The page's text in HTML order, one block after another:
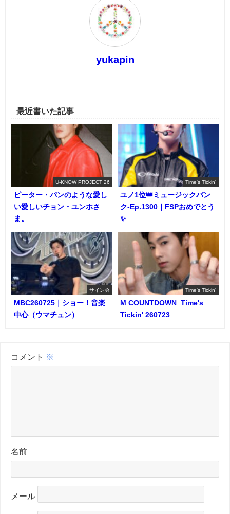
yukapin
最近書いた記事
U-KNOW PROJECT 26
ピーター・パンのような愛し
い愛しいチョン・ユンホさ
ま。
Time's Tickin'
ユノ1位👑ミュージックバン
ク-Ep.1300｜FSPおめでとう
✨️
サイン会
MBC260725｜ショー！音楽
中心（ウマチュン）
Time's Tickin'
M COUNTDOWN_Time's
Tickin' 260723
コメント ※
名前
メール